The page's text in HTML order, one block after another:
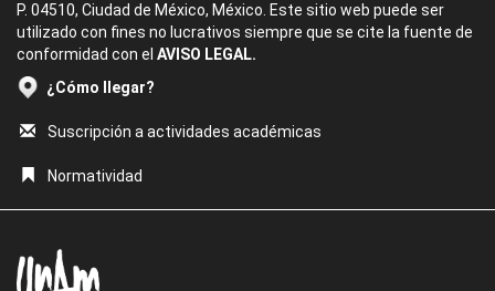
P. 04510, Ciudad de México, México. Este sitio web puede ser
utilizado con fines no lucrativos siempre que se cite la fuente de
conformidad con el AVISO LEGAL.
¿Cómo llegar?
Suscripción a actividades académicas
Normatividad